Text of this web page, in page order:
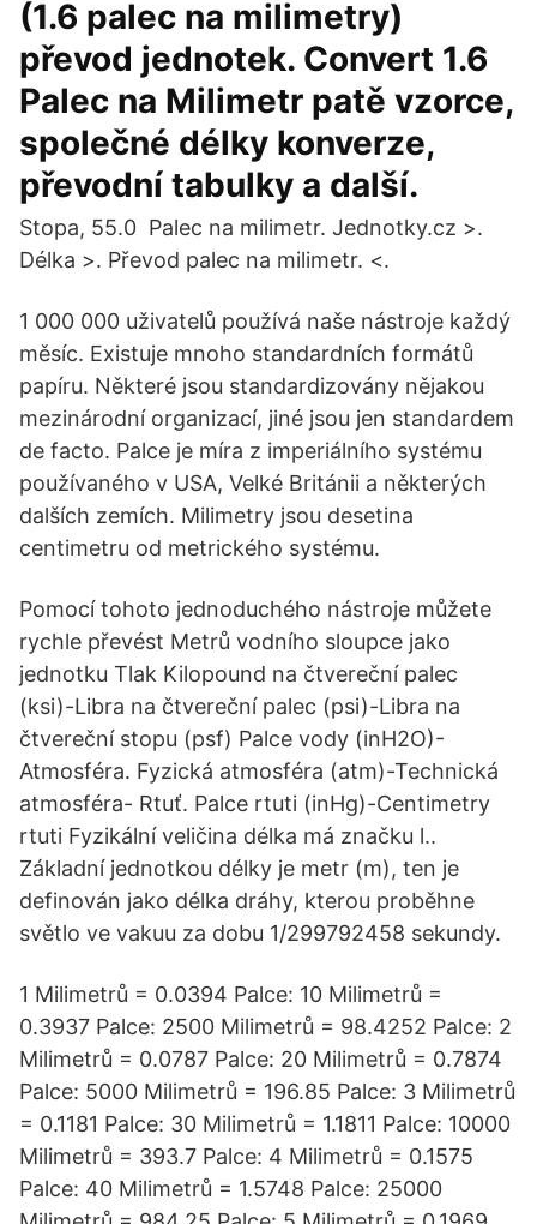
(1.6 palec na milimetry)
převod jednotek. Convert 1.6
Palec na Milimetr patě vzorce,
společné délky konverze,
převodní tabulky a další.
Stopa, 55.0 Palec na milimetr. Jednotky.cz >.
Délka >. Převod palec na milimetr. <.
1 000 000 uživatelů používá naše nástroje každý
měsíc. Existuje mnoho standardních formátů
papíru. Některé jsou standardizovány nějakou
mezinárodní organizací, jiné jsou jen standardem
de facto. Palce je míra z imperiálního systému
používaného v USA, Velké Británii a některých
dalších zemích. Milimetry jsou desetina
centimetru od metrického systému.
Pomocí tohoto jednoduchého nástroje můžete
rychle převést Metrů vodního sloupce jako
jednotku Tlak Kilopound na čtvereční palec
(ksi)-Libra na čtvereční palec (psi)-Libra na
čtvereční stopu (psf) Palce vody (inH2O)-
Atmosféra. Fyzická atmosféra (atm)-Technická
atmosféra- Rtuť. Palce rtuti (inHg)-Centimetry
rtuti Fyzikální veličina délka má značku l..
Základní jednotkou délky je metr (m), ten je
definován jako délka dráhy, kterou proběhne
světlo ve vakuu za dobu 1/299792458 sekundy.
1 Milimetrů = 0.0394 Palce: 10 Milimetrů =
0.3937 Palce: 2500 Milimetrů = 98.4252 Palce: 2
Milimetrů = 0.0787 Palce: 20 Milimetrů = 0.7874
Palce: 5000 Milimetrů = 196.85 Palce: 3 Milimetrů
= 0.1181 Palce: 30 Milimetrů = 1.1811 Palce: 10000
Milimetrů = 393.7 Palce: 4 Milimetrů = 0.1575
Palce: 40 Milimetrů = 1.5748 Palce: 25000